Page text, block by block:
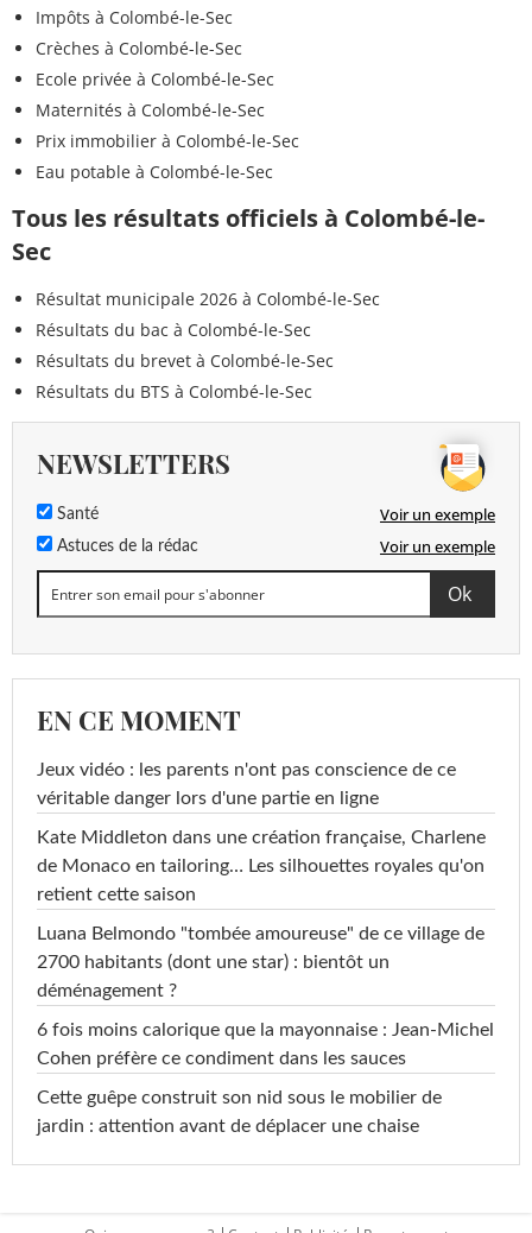
Impôts à Colombé-le-Sec
Crèches à Colombé-le-Sec
Ecole privée à Colombé-le-Sec
Maternités à Colombé-le-Sec
Prix immobilier à Colombé-le-Sec
Eau potable à Colombé-le-Sec
Tous les résultats officiels à Colombé-le-
Sec
Résultat municipale 2026 à Colombé-le-Sec
Résultats du bac à Colombé-le-Sec
Résultats du brevet à Colombé-le-Sec
Résultats du BTS à Colombé-le-Sec
NEWSLETTERS
Santé Voir un exemple
Astuces de la rédac Voir un exemple
EN CE MOMENT
Jeux vidéo : les parents n'ont pas conscience de ce
véritable danger lors d'une partie en ligne
Kate Middleton dans une création française, Charlene
de Monaco en tailoring… Les silhouettes royales qu'on
retient cette saison
Luana Belmondo "tombée amoureuse" de ce village de
2700 habitants (dont une star) : bientôt un
déménagement ?
6 fois moins calorique que la mayonnaise : Jean-Michel
Cohen préfère ce condiment dans les sauces
Cette guêpe construit son nid sous le mobilier de
jardin : attention avant de déplacer une chaise